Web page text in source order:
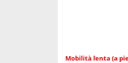
Mobilità lenta (a